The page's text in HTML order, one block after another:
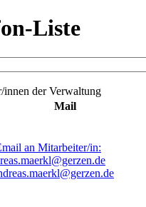
Liste
innen der Verwaltung
Mail